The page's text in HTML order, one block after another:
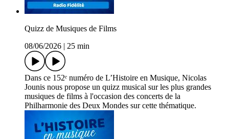
Quizz de Musiques de Films
08/06/2026
25 min
Dans ce 152ᵉ numéro de L’Histoire en Musique, Nicolas
Jounis nous propose un quizz musical sur les plus grandes
musiques de films à l'occasion des concerts de la
Philharmonie des Deux Mondes sur cette thématique.